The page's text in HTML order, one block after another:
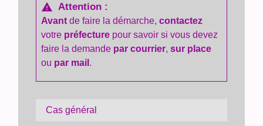
warning Attention :
Avant de faire la démarche,contactez
votre préfecture pour savoir si vous devez
faire la demande par courrier,sur place
ou par mail .
Cas général